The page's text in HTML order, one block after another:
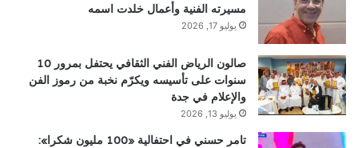
مسيرته الفنية وأعمال خلدت اسمه
يوليو 17, 2026
صالون الرياض الفني الثقافي يحتفل بمرور 10
سنوات على تأسيسه ويكرّم نخبة من رموز الفن
والإعلام في جدة
يوليو 13, 2026
تامر حسني في احتفالية «100 مليون شكرا»: